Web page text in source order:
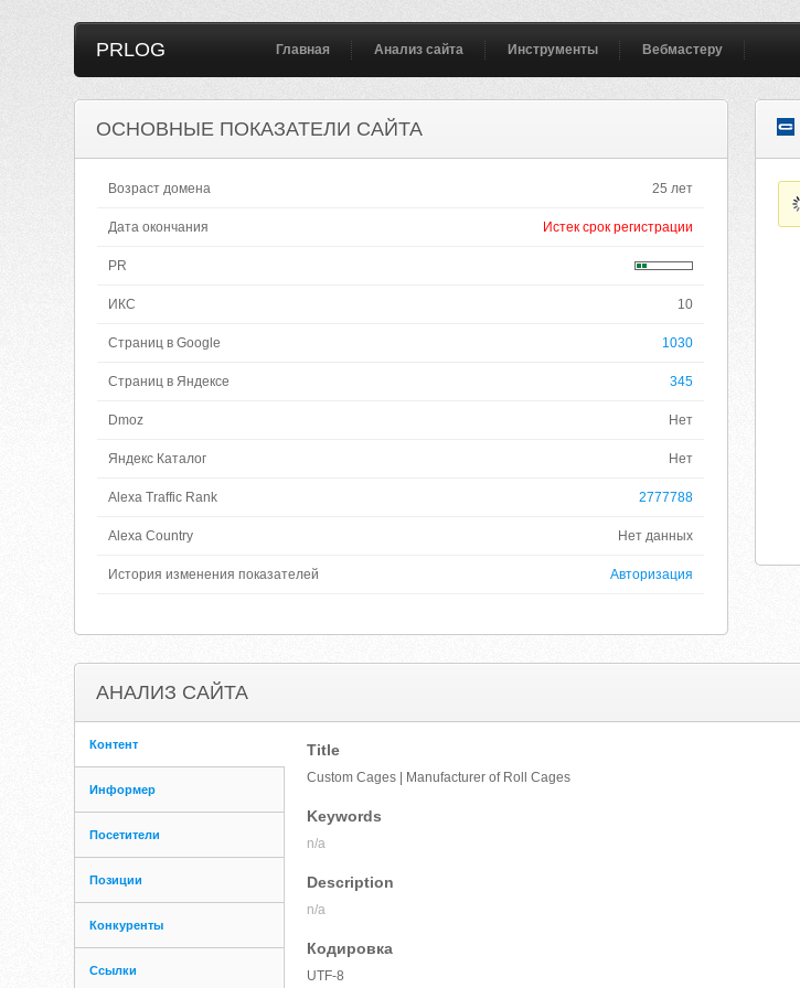
PRLOG Главная Анализ сайта Инструменты Вебмастеру
ОСНОВНЫЕ ПОКАЗАТЕЛИ САЙТА
Возраст домена 25 лет
Дата окончания Истек срок регистрации
PR
ИКС 10
Страниц в Google 1030
Страниц в Яндексе 345
Dmoz Нет
Яндекс Каталог Нет
Alexa Traffic Rank 2777788
Alexa Country Нет данных
История изменения показателей Авторизация
АНАЛИЗ САЙТА
Контент
Информер
Посетители
Позиции
Конкуренты
Ссылки
Title
Custom Cages | Manufacturer of Roll Cages
Keywords
n/a
Description
n/a
Кодировка
UTF-8